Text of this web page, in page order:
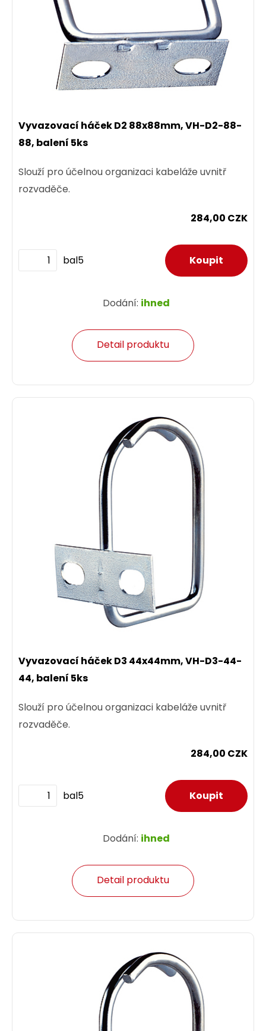
Vyvazovací háček D2 88x88mm, VH-D2-88-
88, balení 5ks
Slouží pro účelnou organizaci kabeláže uvnitř
rozvaděče.
284,00 CZK
bal5
Dodání: ihned
Detail produktu
Vyvazovací háček D3 44x44mm, VH-D3-44-
44, balení 5ks
Slouží pro účelnou organizaci kabeláže uvnitř
rozvaděče.
284,00 CZK
bal5
Dodání: ihned
Detail produktu